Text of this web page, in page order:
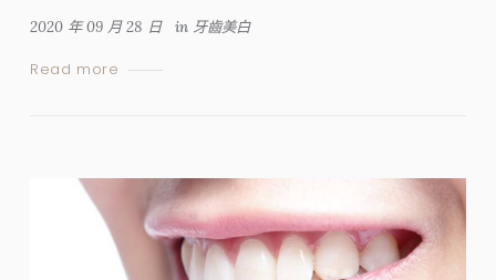
2020 年 09 月 28 日 in 牙齒美白
Read more